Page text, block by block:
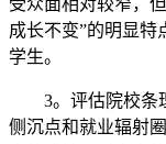
受众面相对较窄，
成长不变”的明显特
学生。
3。评估院校条理
侧沉点和就业辐射